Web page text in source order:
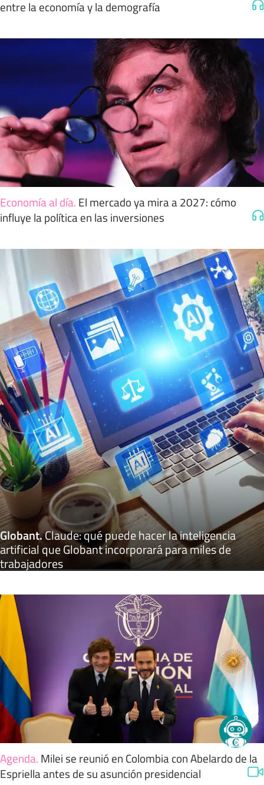
entre la economía y la demografía
Economía al día. El mercado ya mira a 2027: cómo
influye la política en las inversiones
Globant.Claude: qué puede hacer la inteligencia
artificial que Globant incorporará para miles de
trabajadores
Agenda. Milei se reunió en Colombia con Abelardo de la
Espriella antes de su asunción presidencial